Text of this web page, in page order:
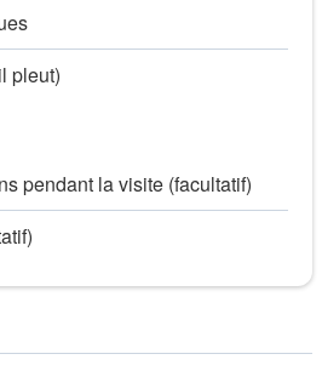
panoramiques de la magnifique
de la ville qui fera le meilleur
sur les rives ensoleillées
Segway, bien sûr !
promenade ensoleillée
comme l’une des meilleures
pleut)
pendant la visite (facultatif)